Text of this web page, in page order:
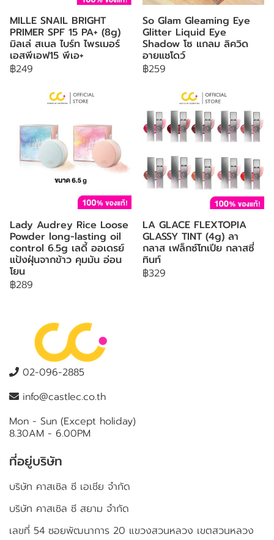
MILLE SNAIL BRIGHT
PRIMER SPF 15 PA+ (8g)
มิลเล่ สเนล ไบร์ท ไพรเมอร์
เอสพีเอฟ15 พีเอ+
฿249
So Glam Gleaming Eye
Glitter Liquid Eye
Shadow โซ แกลม ลิควิด
อายแชโดว์
฿259
Lady Audrey Rice Loose
Powder long-lasting oil
control 6.5g เลดี้ ออเดรย์
แป้งฝุ่นจากข้าว คุมมัน อ่อน
โยน
฿289
LA GLACE FLEXTOPIA
GLASSY TINT (4g) ลา
กลาส เฟล็กซ์โทเปีย กลาสซี่
ทินท์
฿329
02-096-2885
info@castlec.co.th
Mon - Sun (Except holiday)
8.30AM - 6.00PM
ที่อยู่บริษัท
บริษัท คาสเซิล ซี เอเชีย จำกัด
บริษัท คาสเซิล ซี สยาม จำกัด
เลขที่ 54 ซอยพัฒนาการ 20 แขวงสวนหลวง เขตสวนหลวง